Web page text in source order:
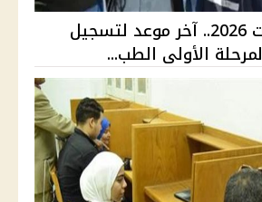
تنسيق الجامعات 2026.. آخر موعد لتسجيل
الأولى الطب...